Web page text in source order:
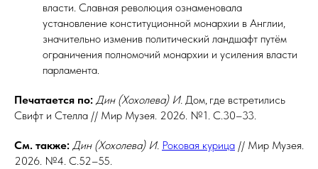
власти. Славная революция ознаменовала
установление конституционной монархии в Англии,
значительно изменив политический ландшафт путём
ограничения полномочий монархии и усиления власти
парламента.
Печатается по: Дин (Хохолева) И. Дом, где встретились
Свифт и Стелла // Мир Музея. 2026. №1. С.30–33.
См. также: Дин (Хохолева) И. Роковая курица // Мир Музея.
2026. №4. С.52–55.